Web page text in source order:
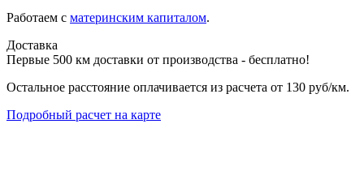
Работаем с материнским капиталом.
Доставка
Первые 500 км доставки от производства - бесплатно!
Остальное расстояние оплачивается из расчета от 130 руб/км.
Подробный расчет на карте